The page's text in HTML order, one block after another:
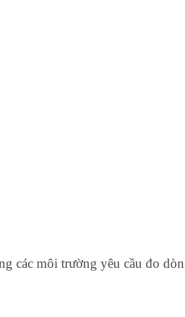
các môi trường yêu cầu đo